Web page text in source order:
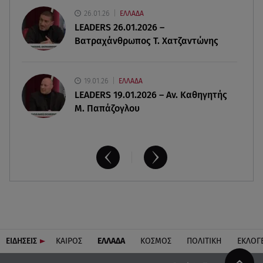
Κυκλάδες
26.01.26 ΕΛΛΑΔΑ
LEADERS 26.01.2026 –
Βατραχάνθρωπος Τ. Χατζαντώνης
19.01.26 ΕΛΛΑΔΑ
LEADERS 19.01.2026 – Αν. Καθηγητής
Μ. Παπάζογλου
ΕΙΔΗΣΕΙΣ ΚΑΙΡΟΣ ΕΛΛΑΔΑ ΚΟΣΜΟΣ ΠΟΛΙΤΙΚΗ